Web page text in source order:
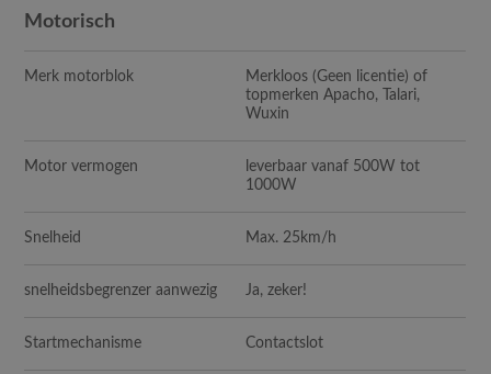
Motorisch
Merk motorblok
Merkloos (Geen licentie) of
topmerken Apacho, Talari,
Wuxin
Motor vermogen
leverbaar vanaf 500W tot
1000W
Snelheid Max. 25km/h
snelheidsbegrenzer aanwezig Ja, zeker!
Startmechanisme Contactslot